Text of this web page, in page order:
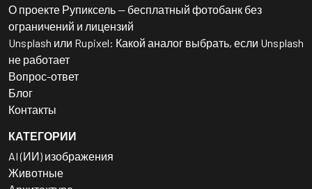
О проекте Рупиксель — бесплатный фотобанк без
ограничений и лицензий
Unsplash или Rupixel: Какой аналог выбрать, если Unsplash
не работает
Вопрос-ответ
Блог
Контакты
КАТЕГОРИИ
AI (ИИ) изображения
Животные